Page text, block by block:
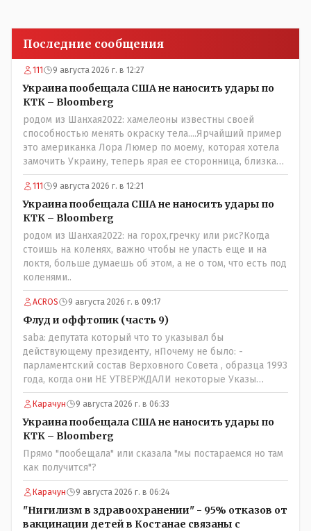
Последние сообщения
111 9 августа 2026 г. в 12:27
Украина пообещала США не наносить удары по
КТК – Bloomberg
родом из Шанхая2022: хамелеоны известны своей
способностью менять окраску тела....Ярчайший пример
это американка Лора Люмер по моему, которая хотела
замочить Украину, теперь ярая ее сторонница, близкая
к Трампу. Ну и западные страны тем более, которые
предоставляли Зеленскому убежище, чтоб он бежал и
которые развернулись потом на 180 или 360 градусов,
посмотрев на того, как он не сдался, но ты же там сам
живешь и многое знаешь о тех, на кого работаешь.. Это
просто прагматизм и ничего личного. Победим мы, они
встанут под нас и наоборот и все это понимают..
111 9 августа 2026 г. в 12:21
Украина пообещала США не наносить удары по
КТК – Bloomberg
родом из Шанхая2022: на горох,гречку или рис?Когда
стоишь на коленях, важно чтобы не упасть еще и на
локтя, больше думаешь об этом, а не о том, что есть под
коленями..
ACROS 9 августа 2026 г. в 09:17
Флуд и оффтопик (часть 9)
saba: депутата который что то указывал бы
действующему президенту, нПочему не было: -
парламентский состав Верховного Совета , образца 1993
года, когда они НЕ УТВЕРЖДАЛИ некоторые Указы
Назарбаева, особенно в части выборов и перевыборов и
некоторых вопросах внутренней политики, и тогда
Назарбай волевым Указом РАСПУСТИЛ этот бунтарский
состав. Имя - Серикболсын Абдильдин вам знакомо -
юывший секретарь ЦК КП Казахстана , впоследствии -
депутат Верховного Совета и Мажлиса и Председатель
партии коммунстов- он в то время и после и причём
НЕОДНОКРАТНО, указывал и многократно на недостатки
Назарбая и предлагал ему самому ДОБРОВОЛЬНО уйти с
поста Президента.
Карачун 9 августа 2026 г. в 06:33
Украина пообещала США не наносить удары по
КТК – Bloomberg
Прямо "пообещала" или сказала "мы постараемся но там
как получится"?
Карачун 9 августа 2026 г. в 06:24
"Нигилизм в здравоохранении" - 95% отказов от
вакцинации детей в Костанае связаны с